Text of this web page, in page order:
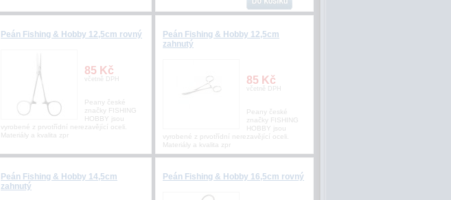
Peán Fishing & Hobby 12,5cm rovný
85 Kč
včetně DPH
Peany české
značky FISHING
HOBBY jsou
vyrobené z prvotřídní nerezavějící oceli.
Materiály a kvalita zpr
Peán Fishing & Hobby 12,5cm
zahnutý
85 Kč
včetně DPH
Peany české
značky FISHING
HOBBY jsou
vyrobené z prvotřídní nerezavějící oceli.
Materiály a kvalita zpr
Peán Fishing & Hobby 14,5cm
zahnutý
Peán Fishing & Hobby 16,5cm rovný